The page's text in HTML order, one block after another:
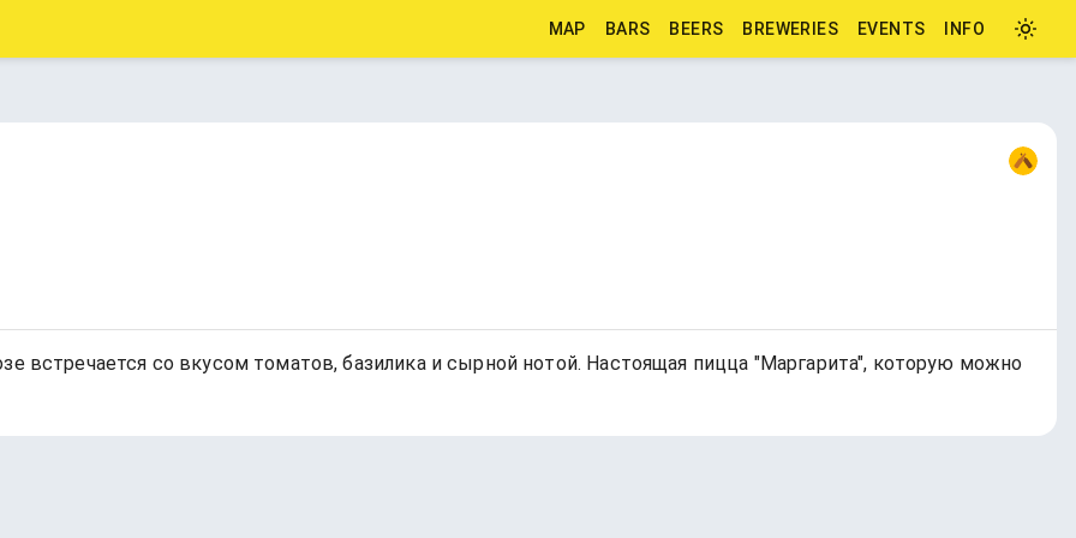
MAP BARS BEERS BREWERIES EVENTS INFO
встречается со вкусом томатов, базилика и сырной нотой. Настоящая пицца "Маргарита", которую можно